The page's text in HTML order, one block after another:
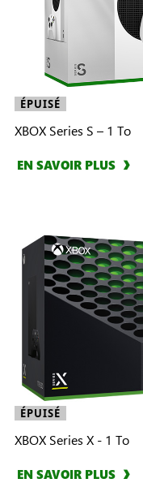
ÉPUISÉ
XBOX Series S – 1 To
EN SAVOIR PLUS
ÉPUISÉ
XBOX Series X - 1 To
EN SAVOIR PLUS